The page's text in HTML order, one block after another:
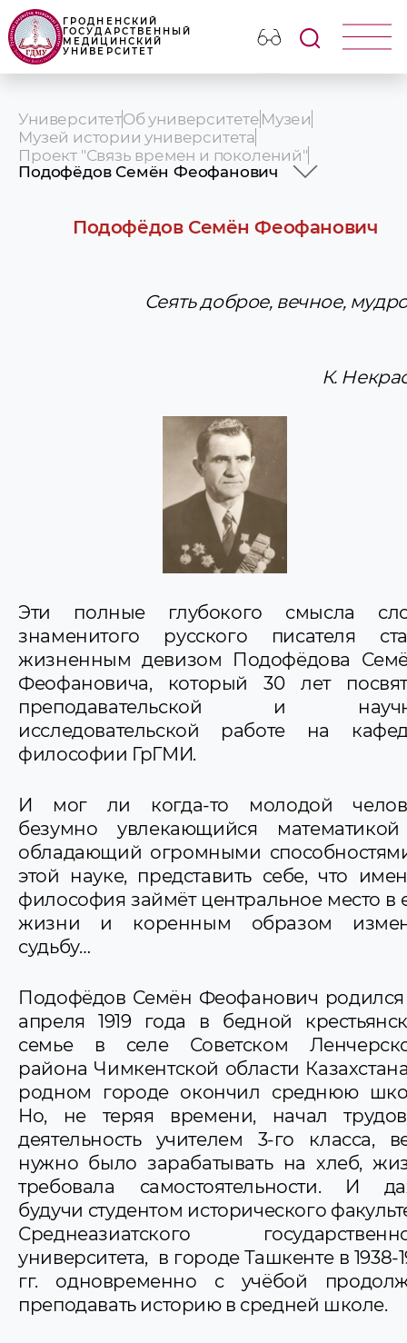
ГРОДНЕНСКИЙ
ГОСУДАРСТВЕННЫЙ
МЕДИЦИНСКИЙ
УНИВЕРСИТЕТ
УниверситетОб университете Музеи
Музей истории университета
Проект "Связь времен и поколений"
Подофёдов Семён Феофанович
Бойко Вячеслав Александрович
Борец Валентина Максимовна
Гельберг Илья Самуилович
Доста Галина Антоновна
Лозовский Ришард Гжегжогович
Лукашик Николай Константинович
Лукьянова Лидия Ивановна
Мажуль Михаил Михайлович
Маслаков Дмитрий Андреевич
Мацкевич Болеслав Иосифович
Мирончик Иван Фомич
Обухов Геннадий Алексеевич
Петлицкий Сергей Иосифович
Позняк Станислав Брониславович
Пронько-Машерова Ольга Мироновна
Ракуть Виталий Степанович
Реутов Пётр Сергеевич
Туревский Абрам Аркадьевич
Подофёдов Семён Феофанович
Сеять доброе, вечное,
К.
Эти полные глубокого смысла
знаменитого русского писателя
жизненным девизом Подофёдова
Феофановича, который 30 лет
преподавательской и
исследовательской работе на
философии ГрГМИ.
И мог ли когда-то молодой
безумно увлекающийся
обладающий огромными
этой науке, представить себе, что
философия займёт центральное место в
жизни и коренным образом
судьбу…
Подофёдов Семён Феофанович родился
апреля 1919 года в бедной
семье в селе Советском
района Чимкентской области
родном городе окончил среднюю
Но, не теряя времени, начал
деятельность учителем 3-го класса,
нужно было зарабатывать на хлеб,
требовала самостоятельности. И
будучи студентом исторического
Среднеазиатского
университета, в городе Ташкенте в 1938-
гг. одновременно с учёбой
преподавать историю в средней школе.